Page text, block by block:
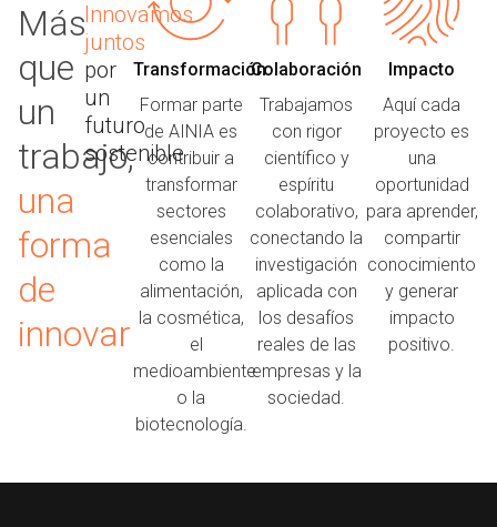
Más
que
un
trabajo,
una
forma
de
innovar
Innovamos
juntos
por
un
futuro
sostenible
Transformación
Formar parte
de AINIA es
contribuir a
transformar
sectores
esenciales
como la
alimentación,
la cosmética,
el
medioambiente
o la
biotecnología.
Colaboración
Trabajamos
con rigor
científico y
espíritu
colaborativo,
conectando la
investigación
aplicada con
los desafíos
reales de las
empresas y la
sociedad.
Impacto
Aquí cada
proyecto es
una
oportunidad
para aprender,
compartir
conocimiento
y generar
impacto
positivo.